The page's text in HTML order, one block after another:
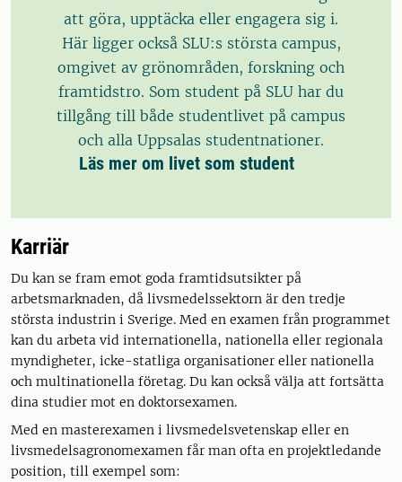
att göra, upptäcka eller engagera sig i.
Här ligger också SLU:s största campus,
omgivet av grönområden, forskning och
framtidstro. Som student på SLU har du
tillgång till både studentlivet på campus
och alla Uppsalas studentnationer.
Läs mer om livet som student
Karriär
Du kan se fram emot goda framtidsutsikter på
arbetsmarknaden, då livsmedelssektorn är den tredje
största industrin i Sverige. Med en examen från programmet
kan du arbeta vid internationella, nationella eller regionala
myndigheter, icke-statliga organisationer eller nationella
och multinationella företag. Du kan också välja att fortsätta
dina studier mot en doktorsexamen.
Med en masterexamen i livsmedelsvetenskap eller en
livsmedelsagronomexamen får man ofta en projektledande
position, till exempel som: